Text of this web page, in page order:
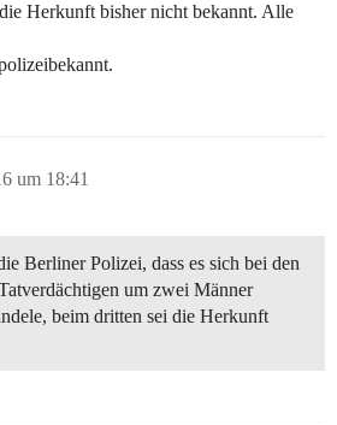
Herkunft bisher nicht bekannt. Alle
um 18:41
Berliner Polizei, dass es sich bei den
um zwei Männer
beim dritten sei die Herkunft